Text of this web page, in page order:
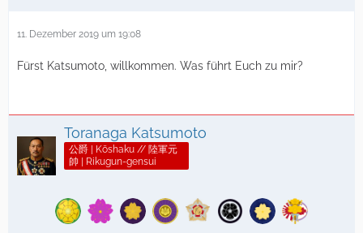
11. Dezember 2019 um 19:08
Fürst Katsumoto, willkommen. Was führt Euch zu mir?
Toranaga Katsumoto
公爵 | Kōshaku // 陸軍元
帥 | Rikugun-gensui